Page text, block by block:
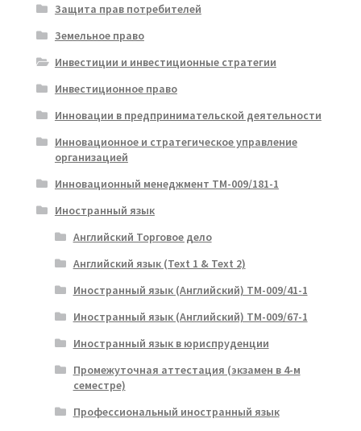
Защита прав потребителей
Земельное право
Инвестиции и инвестиционные стратегии
Инвестиционное право
Инновации в предпринимательской деятельности
Инновационное и стратегическое управление
организацией
Инновационный менеджмент ТМ-009/181-1
Иностранный язык
Английский Торговое дело
Английский язык (Text 1 & Text 2)
Иностранный язык (Английский) ТМ-009/41-1
Иностранный язык (Английский) ТМ-009/67-1
Иностранный язык в юриспруденции
Промежуточная аттестация (экзамен в 4-м
семестре)
Профессиональный иностранный язык